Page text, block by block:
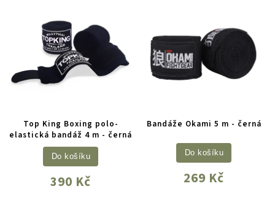
Top King Boxing polo-
elastická bandáž 4 m - černá
390 Kč
Do košíku
Bandáže Okami 5 m - černá
269 Kč
Do košíku